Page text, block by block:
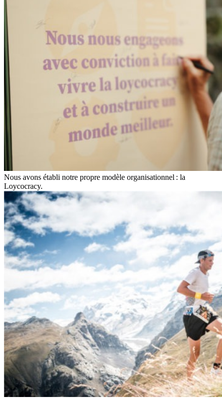
Nous avons établi notre propre modèle organisationnel : la
Loycocracy.